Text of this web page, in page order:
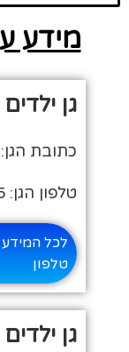
מידע
גן
כתובת הגן:
טלפון הגן: 03-7361635
לכל המידע
טלפון
גן